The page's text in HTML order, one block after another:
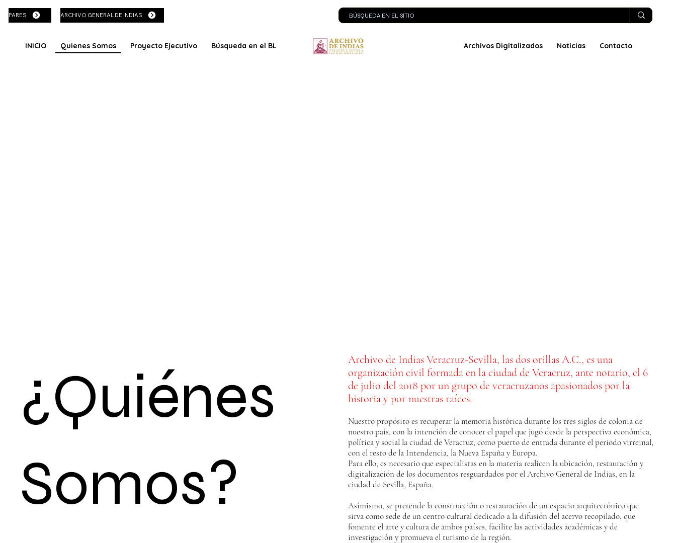
PARES ARCHIVO GENERAL DE INDIAS
INICIO Quienes Somos Proyecto Ejecutivo Búsqueda en el BLOG Contacto Archivos Digitalizados Noticias Contacto
¿Quiénes
Somos?
Archivo de Indias Veracruz-Sevilla, las dos orillas A.C., es una
organización civil formada en la ciudad de Veracruz, ante notario, el 6
de julio del 2018 por un grupo de veracruzanos apasionados por la
historia y por nuestras raíces.
Nuestro propósito es recuperar la memoria histórica durante los tres siglos de colonia de
nuestro país, con la intención de conocer el papel que jugó desde la perspectiva económica,
política y social la ciudad de Veracruz, como puerto de entrada durante el periodo virreinal,
con el resto de la Intendencia, la Nueva España y Europa.
Para ello, es necesario que especialistas en la materia realicen la ubicación, restauración y
digitalización de los documentos resguardados por el Archivo General de Indias, en la
ciudad de Sevilla, España.
Asímismo, se pretende la construcción o restauración de un espacio arquitectónico que
sirva como sede de un centro cultural dedicado a la difusión del acervo recopilado, que
fomente el arte y cultura de ambos países, facilite las actividades académicas y de
investigación y promueva el turismo de la región.